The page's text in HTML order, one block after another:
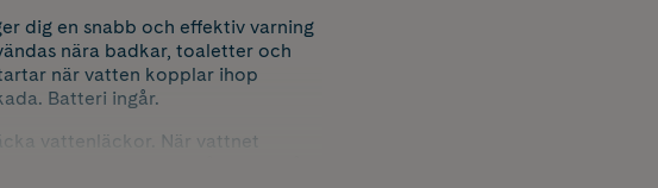
dig en snabb och effektiv varning
nära badkar, toaletter och
när vatten kopplar ihop
Batteri ingår.
vattenläckor. När vattnet